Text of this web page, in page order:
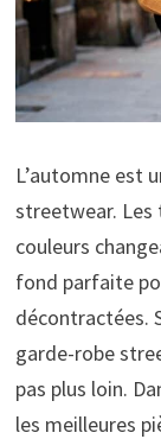
L’automne est
streetwear. Les
couleurs
fond parfaite
décontractées.
garde-robe
pas plus loin.
les meilleures